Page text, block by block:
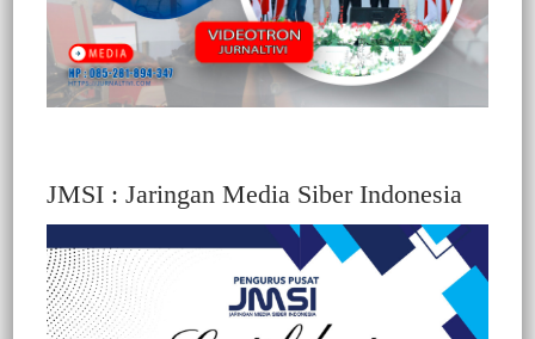
JMSI : Jaringan Media Siber Indonesia